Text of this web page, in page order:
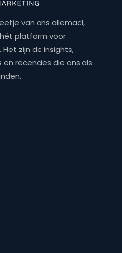
van ons allemaal,
hét platform voor
zijn de insights,
recencies die ons als